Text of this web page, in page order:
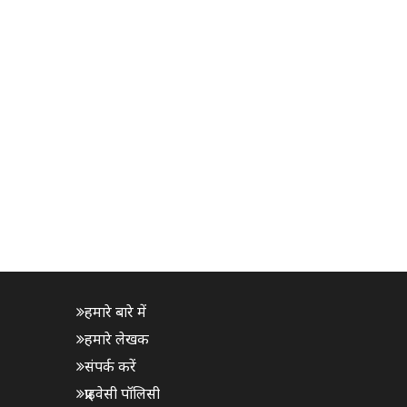
हमारे बारे में
हमारे लेखक
संपर्क करें
प्राइवेसी पॉलिसी